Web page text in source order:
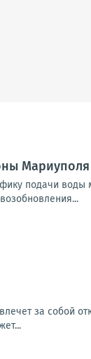
Мариуполя
подачи
за собой